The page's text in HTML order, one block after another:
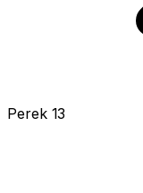
Perek 13